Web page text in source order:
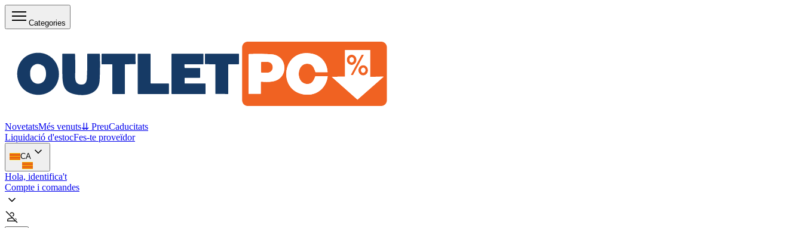
Categories
NovetatsMés venuts⇊ PreuCaducitats
Liquidació d'estocFes-te proveïdor
CA
Hola, identifica't
Compte i comandes